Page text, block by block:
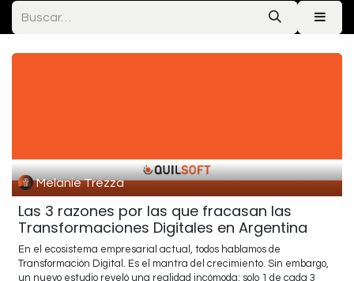
Melanie Trezza
Las 3 razones por las que fracasan las
Transformaciones Digitales en Argentina
En el ecosistema empresarial actual, todos hablamos de
Transformación Digital. Es el mantra del crecimiento. Sin embargo,
un nuevo estudio reveló una realidad incómoda: solo 1 de cada 3